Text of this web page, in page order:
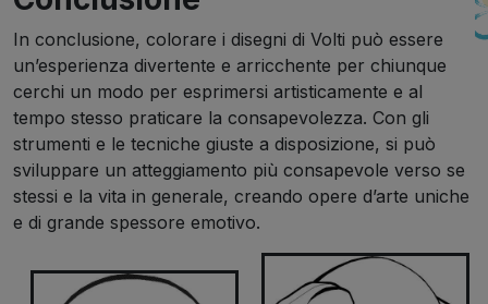
In conclusione, colorare i disegni di Volti può essere
un’esperienza divertente e arricchente per chiunque
cerchi un modo per esprimersi artisticamente e al
tempo stesso praticare la consapevolezza. Con gli
strumenti e le tecniche giuste a disposizione, si può
sviluppare un atteggiamento più consapevole verso se
stessi e la vita in generale, creando opere d’arte uniche
e di grande spessore emotivo.